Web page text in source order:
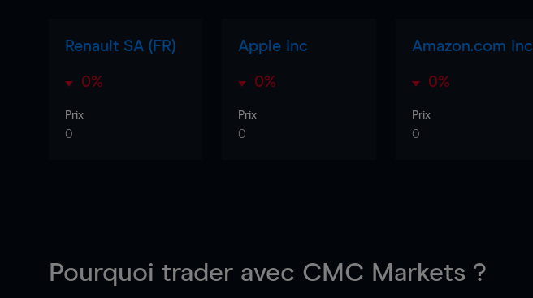
Renault SA (FR)
0%
Prix
0
Apple Inc
0%
Prix
0
Amazon.com Inc
0%
Prix
0
Pourquoi trader avec CMC Markets ?